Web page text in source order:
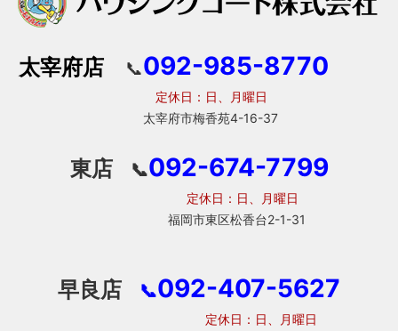
太宰府店 📞092-985-8770
定休日：日、月曜日
太宰府市梅香苑4-16-37
東店 📞092-674-7799
定休日：日、月曜日
福岡市東区松香台2-1-31
早良店 📞092-407-5627
定休日：日、月曜日